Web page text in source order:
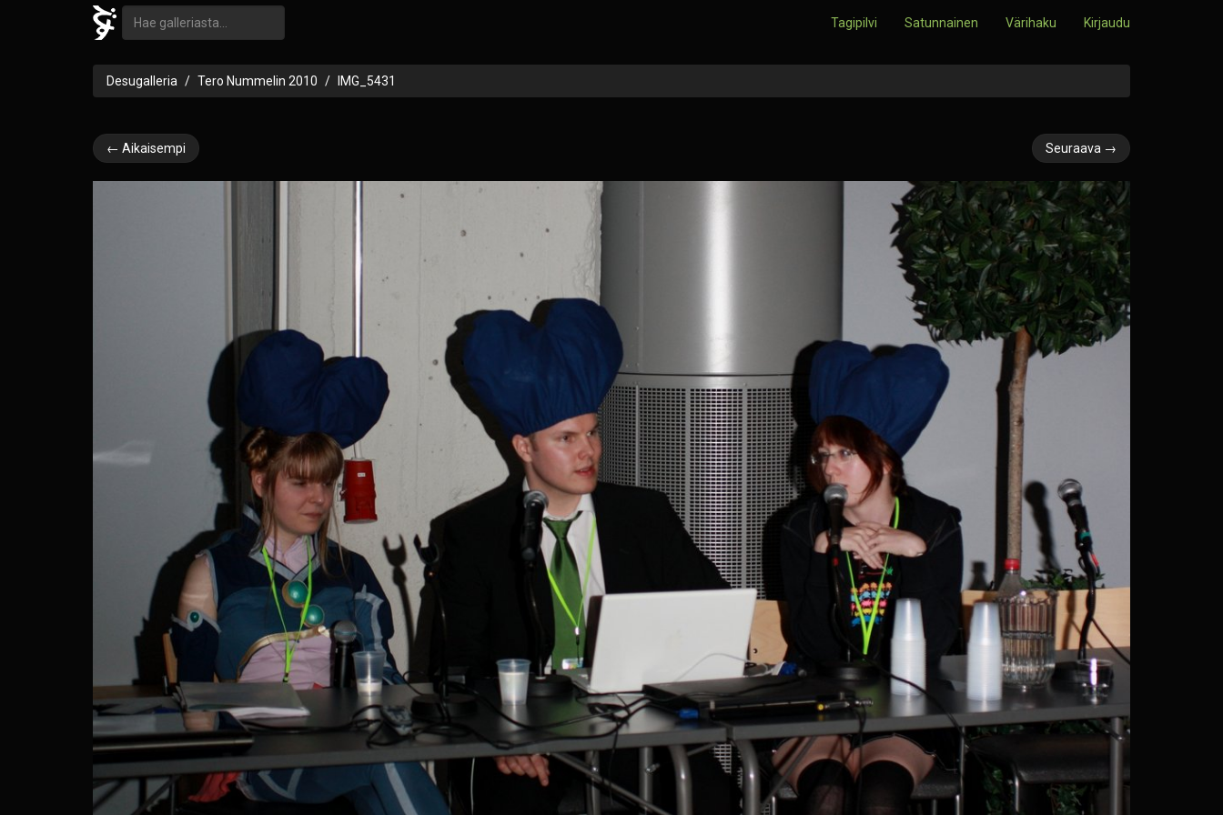
Tagipilvi Satunnainen Värihaku Kirjaudu
Desugalleria Tero Nummelin 2010 IMG_5431
← Aikaisempi Seuraava →